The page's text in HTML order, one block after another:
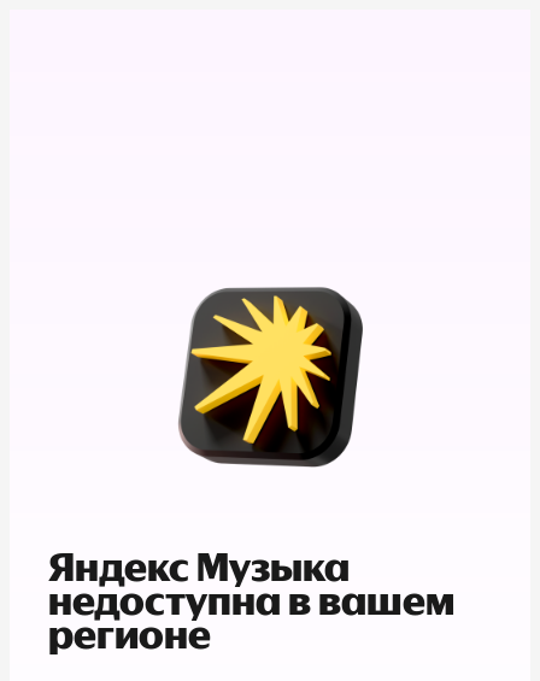
Яндекс Музыка
недоступна в вашем
регионе